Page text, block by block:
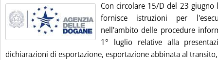
Con circolare 15/D del 23 giugno
fornisce istruzioni per
nell'ambito delle procedure
1° luglio relative alla
dichiarazioni di esportazione, esportazione abbinata al